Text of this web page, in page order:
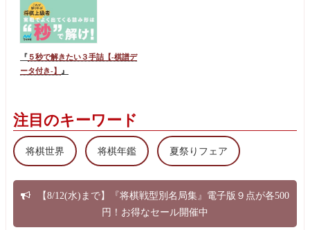
『 ５秒で解きたい３手詰【-棋譜デ
ータ付き-】
』
注目のキーワード
将棋世界 将棋年鑑 夏祭りフェア
【8/12(水)まで】『将棋戦型別名局集』電子版９点が各500
円！お得なセール開催中